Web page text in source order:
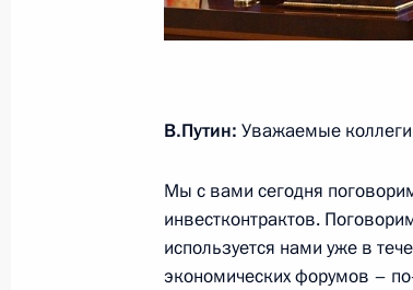
Нагорного Карабаха
в Ливане
12 августа 2020 года, 18:35
В.Путин: Уважаемые
Мы с вами сегодня
инвестконтрактов.
используется нами уже в
экономических форумов –